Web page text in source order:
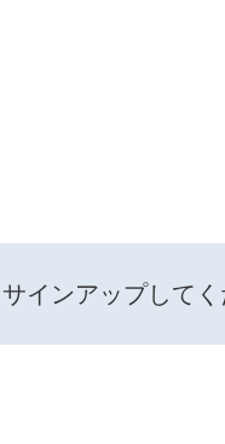
サインアップしてく